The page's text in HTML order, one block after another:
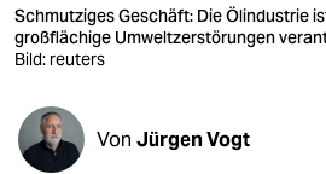
veranstaltungen
shop
fragen & hilfe
unterstützen
Schmutziges Geschäft: Die Ölindustrie
großflächige Umweltzerstörungen
Bild: reuters
Von Jürgen Vogt